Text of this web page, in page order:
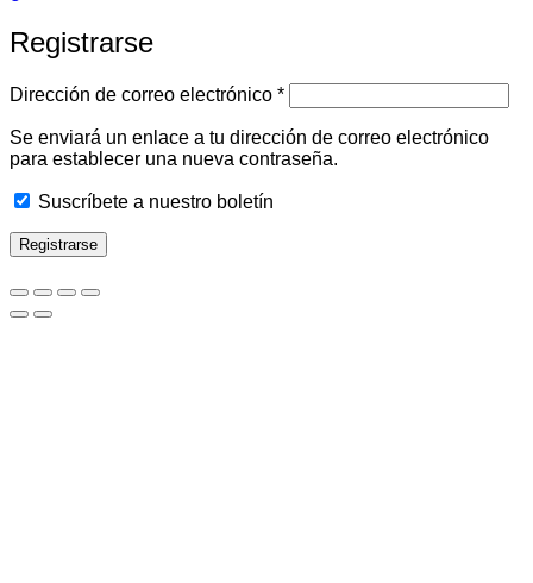
Registrarse
Dirección de correo electrónico *Obligatorio
Se enviará un enlace a tu dirección de correo electrónico
para establecer una nueva contraseña.
Suscríbete a nuestro boletín
Registrarse